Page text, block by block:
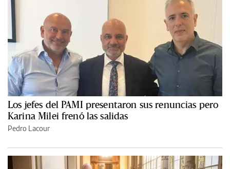
Los jefes del PAMI presentaron sus renuncias pero
Karina Milei frenó las salidas
Pedro Lacour